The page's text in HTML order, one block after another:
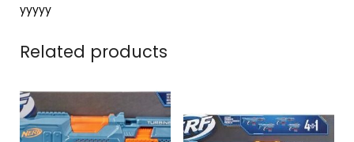
yyyyy
Related products